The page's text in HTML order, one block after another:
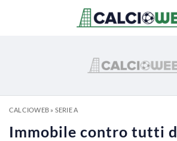
CALCIOWEB» SERIE A
Immobile contro tutti